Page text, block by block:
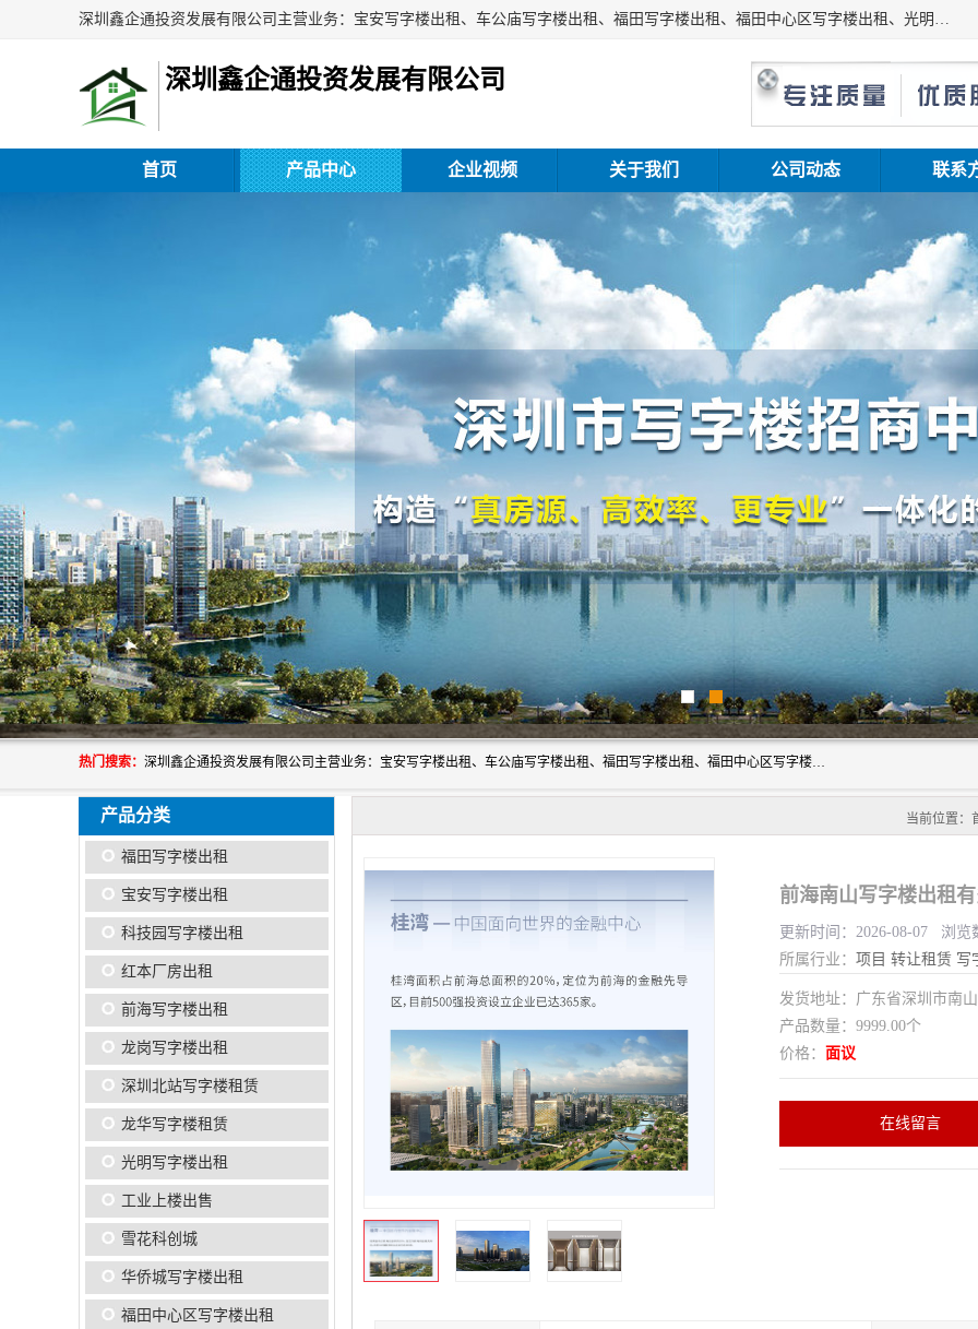
深圳鑫企通投资发展有限公司主营业务：宝安写字楼出租、车公庙写字楼出租、福田写字楼出租、福田中心区写字楼出租、光明写字楼出租、后海写字楼出租、科技园写字楼出租、南山写字楼出租等。公司专注为写字楼提供整体解决方案的化服务，依托于长期的写字楼线下运营经验和积累，以及丰富的互联网从业经验，拥有完善的服务架构体系、丰富的行业经验、与充分的销售资源。
深圳鑫企通投资发展有限公司
首页 产品中心 企业视频 关于我们 公司动态 联系
热门搜索： 深圳鑫企通投资发展有限公司主营业务：宝安写字楼出租、车公庙写字楼出租、福田写字楼出租、福田中心区写字楼出租、光明写字楼出租、后海写字楼出租、科技园写字楼出租、南山写字楼出租等。公司专注为写字楼提供整体解决方案的化服务，依托于长期的写字楼线下运营经验和积累，以及丰富的互联网从业经验，拥有完善的服务架构体系、丰富的行业经验、与充分的销售资源。
产品分类
福田写字楼出租
宝安写字楼出租
科技园写字楼出租
红本厂房出租
前海写字楼出租
龙岗写字楼出租
深圳北站写字楼租赁
龙华写字楼租赁
光明写字楼出租
工业上楼出售
雪花科创城
华侨城写字楼出租
福田中心区写字楼出租
当前位置：
前海南山写字楼出租
更新时间：2026-08-07 浏览
所属行业： 项目 转让租赁 写
发货地址：广东省深圳市南
产品数量：9999.00个
价格： 面议
在线留言